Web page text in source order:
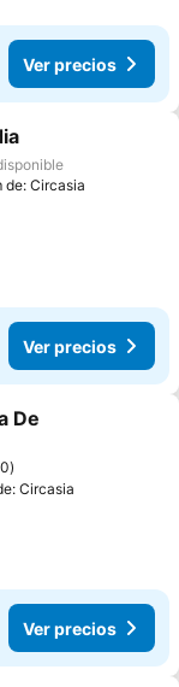
Ver precios
de: Circasia
Ver precios
De
Circasia
Ver precios